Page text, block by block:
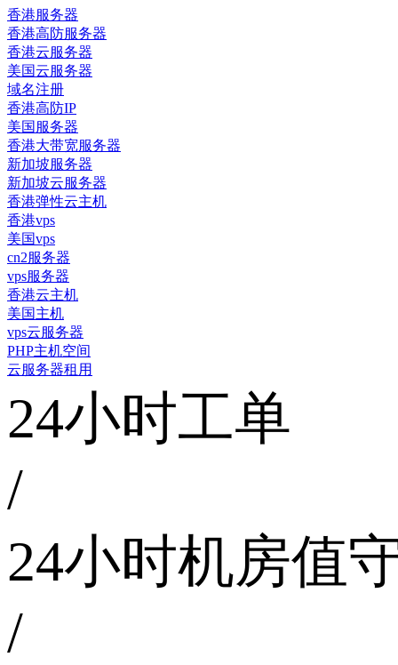
香港服务器
香港高防服务器
香港云服务器
美国云服务器
域名注册
香港高防IP
美国服务器
香港大带宽服务器
新加坡服务器
新加坡云服务器
香港弹性云主机
香港vps
美国vps
cn2服务器
vps服务器
香港云主机
美国主机
vps云服务器
PHP主机空间
云服务器租用
24小时工单
/
24小时机房值
/